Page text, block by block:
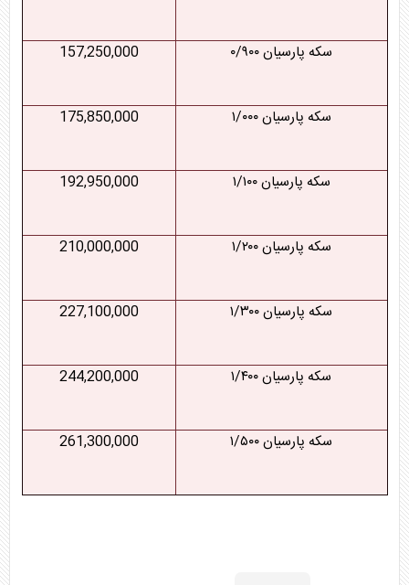
سکه پارسیان ۰/۹۰۰ 157,250,000
سکه پارسیان ۱/۰۰۰ 175,850,000
سکه پارسیان ۱/۱۰۰ 192,950,000
سکه پارسیان ۱/۲۰۰ 210,000,000
سکه پارسیان ۱/۳۰۰ 227,100,000
سکه پارسیان ۱/۴۰۰ 244,200,000
سکه پارسیان ۱/۵۰۰ 261,300,000